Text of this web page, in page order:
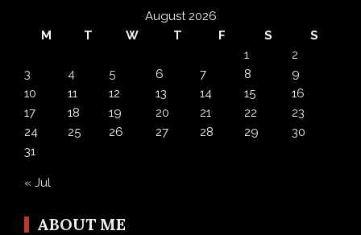
August 2026
M
T W T F S
S
1
2
3
4 5 6 7 8
9
10
11 12 13 14 15
16
17
18 19 20 21 22
23
24
25 26 27 28 29
30
31
« Jul
ABOUT ME